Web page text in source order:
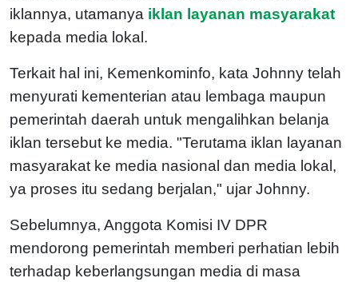
iklannya, utamanya iklan layanan masyarakat
kepada media lokal.
Terkait hal ini, Kemenkominfo, kata Johnny telah
menyurati kementerian atau lembaga maupun
pemerintah daerah untuk mengalihkan belanja
iklan tersebut ke media. "Terutama iklan layanan
masyarakat ke media nasional dan media lokal,
ya proses itu sedang berjalan," ujar Johnny.
Sebelumnya, Anggota Komisi IV DPR
mendorong pemerintah memberi perhatian lebih
terhadap keberlangsungan media di masa